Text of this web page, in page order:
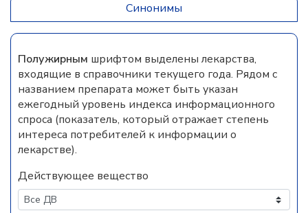
Синонимы
Полужирным шрифтом выделены лекарства,
входящие в справочники текущего года. Рядом с
названием препарата может быть указан
ежегодный уровень индекса информационного
спроса (показатель, который отражает степень
интереса потребителей к информации о
лекарстве).
Действующее вещество